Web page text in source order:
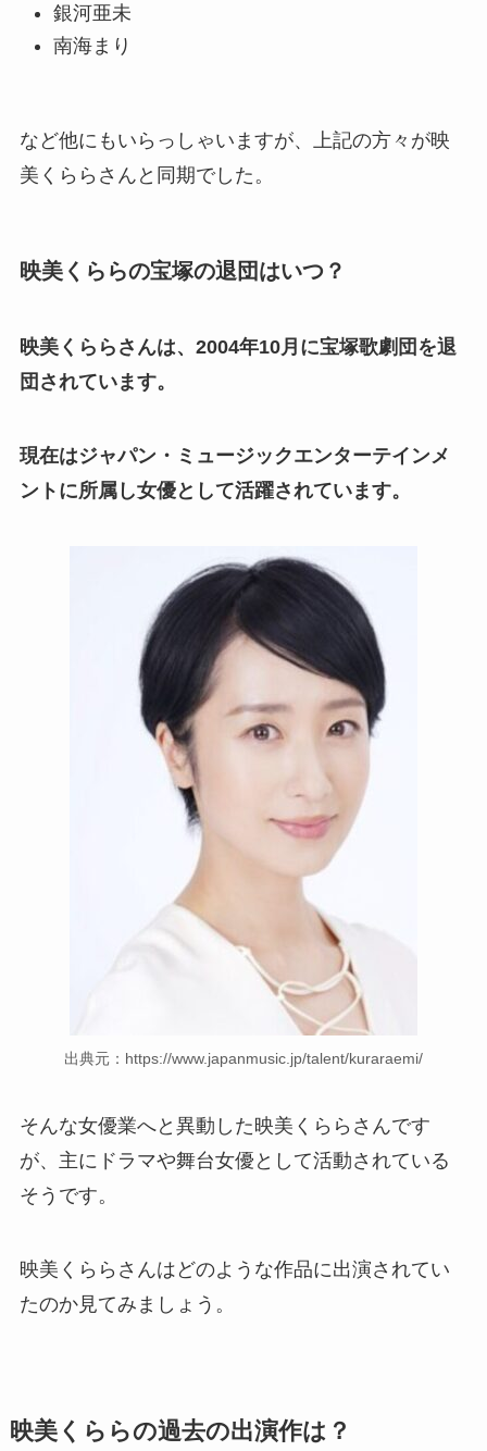
銀河亜未
南海まり
など他にもいらっしゃいますが、上記の方々が映
美くららさんと同期でした。
映美くららの宝塚の退団はいつ？
映美くららさんは、2004年10月に宝塚歌劇団を退
団されています。
現在はジャパン・ミュージックエンターテインメ
ントに所属し女優として活躍されています。
出典元：https://www.japanmusic.jp/talent/kuraraemi/
そんな女優業へと異動した映美くららさんです
が、主にドラマや舞台女優として活動されている
そうです。
映美くららさんはどのような作品に出演されてい
たのか見てみましょう。
映美くららの過去の出演作は？